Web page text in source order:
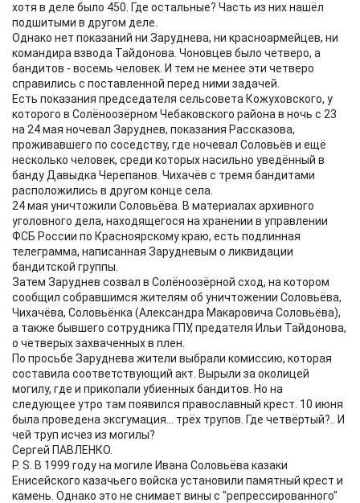
хотя в деле было 450. Где остальные? Часть из них нашёл
подшитыми в другом деле.
Однако нет показаний ни Заруднева, ни красноармейцев, ни
командира взвода Тайдонова. Чоновцев было четверо, а
бандитов - восемь человек. И тем не менее эти четверо
справились с поставленной перед ними задачей.
Есть показания председателя сельсовета Кожуховского, у
которого в Солёноозёрном Чебаковского района в ночь с 23
на 24 мая ночевал Заруднев, показания Рассказова,
проживавшего по соседству, где ночевал Соловьёв и ещё
несколько человек, среди которых насильно уведённый в
банду Давыдка Черепанов. Чихачёв с тремя бандитами
расположились в другом конце села.
24 мая уничтожили Соловьёва. В материалах архивного
уголовного дела, находящегося на хранении в управлении
ФСБ России по Красноярскому краю, есть подлинная
телеграмма, написанная Зарудневым о ликвидации
бандитской группы.
Затем Заруднев созвал в Солёноозёрной сход, на котором
сообщил собравшимся жителям об уничтожении Соловьёва,
Чихачёва, Соловьёнка (Александра Макаровича Соловьёва),
а также бывшего сотрудника ГПУ, предателя Ильи Тайдонова,
о четверых захваченных в плен.
По просьбе Заруднева жители выбрали комиссию, которая
составила соответствующий акт. Вырыли за околицей
могилу, где и прикопали убиенных бандитов. Но на
следующее утро там появился православный крест. 10 июня
была проведена эксгумация... трёх трупов. Где четвёртый?.. И
чей труп исчез из могилы?
Сергей ПАВЛЕНКО.
P. S. В 1999 году на могиле Ивана Соловьёва казаки
Енисейского казачьего войска установили памятный крест и
камень. Однако это не снимает вины с "репрессированного"